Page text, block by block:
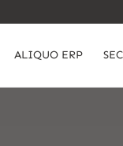
ALIQUO ERP